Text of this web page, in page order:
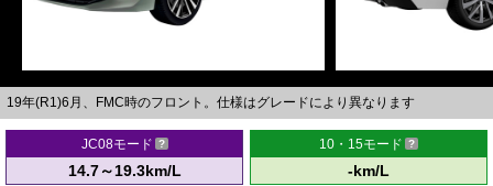
19年(R1)6月、FMC時のフロント。仕様はグレードにより異なります
JC08モード
14.7～19.3km/L
10・15モード
-km/L